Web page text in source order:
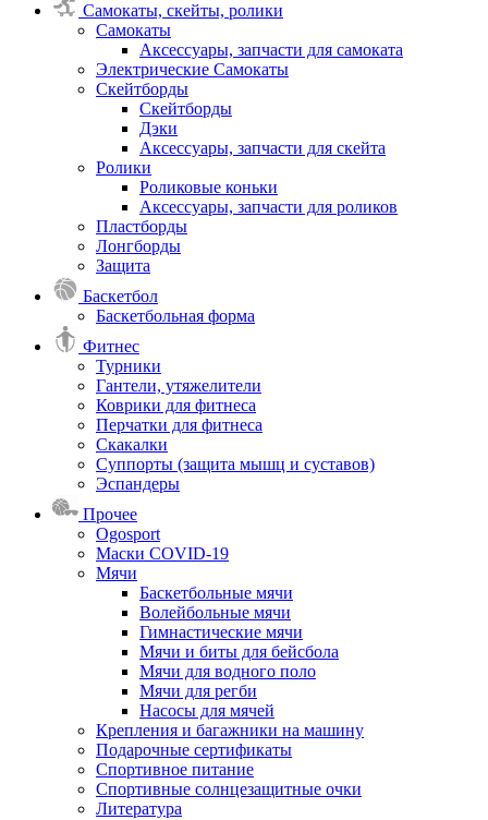
Самокаты, скейты, ролики
Самокаты
Аксессуары, запчасти для самоката
Электрические Самокаты
Скейтборды
Скейтборды
Дэки
Аксессуары, запчасти для скейта
Ролики
Роликовые коньки
Аксессуары, запчасти для роликов
Пластборды
Лонгборды
Защита
Баскетбол
Баскетбольная форма
Фитнес
Турники
Гантели, утяжелители
Коврики для фитнеса
Перчатки для фитнеса
Скакалки
Суппорты (защита мышц и суставов)
Эспандеры
Прочее
Ogosport
Маски COVID-19
Мячи
Баскетбольные мячи
Волейбольные мячи
Гимнастические мячи
Мячи и биты для бейсбола
Мячи для водного поло
Мячи для регби
Насосы для мячей
Крепления и багажники на машину
Подарочные сертификаты
Спортивное питание
Спортивные солнцезащитные очки
Литература